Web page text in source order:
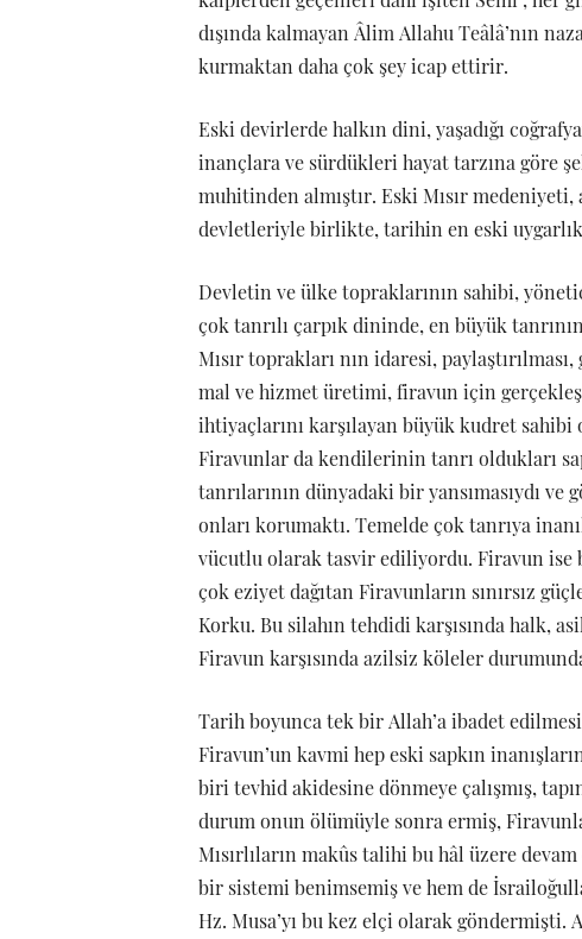
dışında kalmayan Âlim Allahu Teâlâ’nın
kurmaktan daha çok şey icap ettirir.
Eski devirlerde halkın dini, yaşadığı
inançlara ve sürdükleri hayat tarzına göre
muhitinden almıştır. Eski Mısır
devletleriyle birlikte, tarihin en eski
Devletin ve ülke topraklarının sahibi,
çok tanrılı çarpık dininde, en büyük
Mısır toprakları nın idaresi,
mal ve hizmet üretimi, firavun için
ihtiyaçlarını karşılayan büyük kudret sahibi
Firavunlar da kendilerinin tanrı oldukları
tanrılarının dünyadaki bir yansımasıydı
onları korumaktı. Temelde çok tanrıya
vücutlu olarak tasvir ediliyordu. Firavun ise
çok eziyet dağıtan Firavunların sınırsız
Korku. Bu silahın tehdidi karşısında halk,
Firavun karşısında azilsiz köleler
Tarih boyunca tek bir Allah’a ibadet
Firavun’un kavmi hep eski sapkın
biri tevhid akidesine dönmeye çalışmış,
durum onun ölümüyle sonra ermiş,
Mısırlıların makûs talihi bu hâl üzere
bir sistemi benimsemiş ve hem de
Hz. Musa’yı bu kez elçi olarak